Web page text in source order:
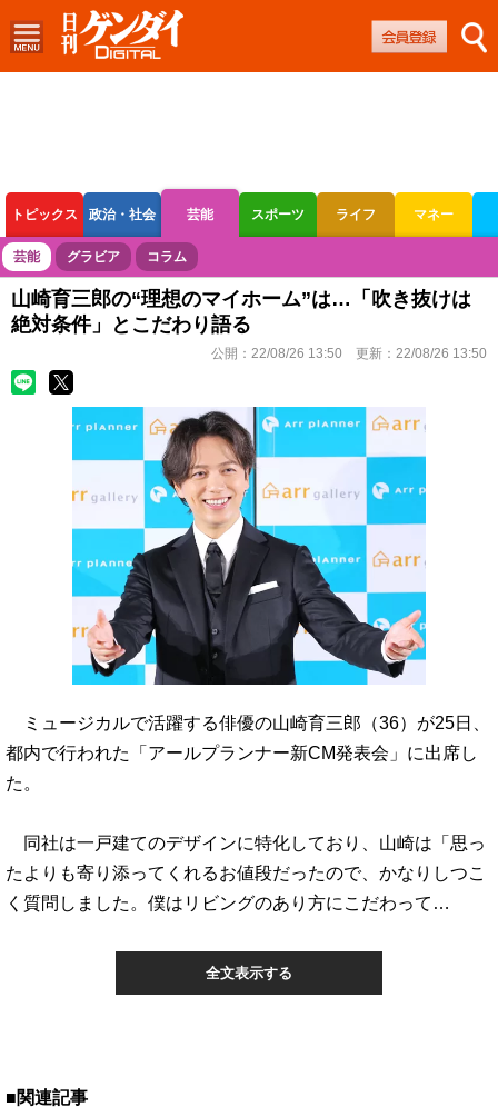
トピックス 政治・社会 芸能 スポーツ ライフ マネー
ボートレース 競輪 オートレース
芸能 グラビア コラム
山崎育三郎の“理想のマイホーム”は…「吹き抜けは
絶対条件」とこだわり語る
公開： 22/08/26 13:50 更新： 22/08/26 13:50
ミュージカルで活躍する俳優の山崎育三郎（36）が25日、
都内で行われた「アールプランナー新CM発表会」に出席し
た。
同社は一戸建てのデザインに特化しており、山崎は「思っ
たよりも寄り添ってくれるお値段だったので、かなりしつこ
く質問しました。僕はリビングのあり方にこだわって…
全文表示する
■関連記事